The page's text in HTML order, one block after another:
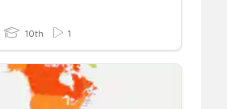
10th 1